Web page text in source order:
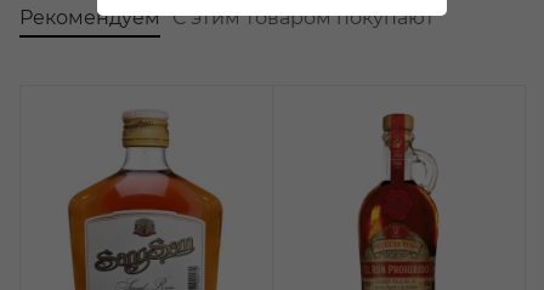
Рекомендуем С этим товаром покупают